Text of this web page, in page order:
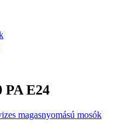
E24
magasnyomású mosók